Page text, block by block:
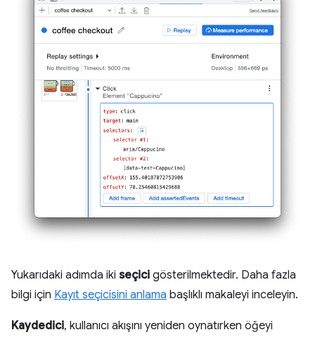
Yukarıdaki adımda iki seçici gösterilmektedir. Daha fazla
bilgi için Kayıt seçicisini anlama başlıklı makaleyi inceleyin.
Kaydedici, kullanıcı akışını yeniden oynatırken öğeyi